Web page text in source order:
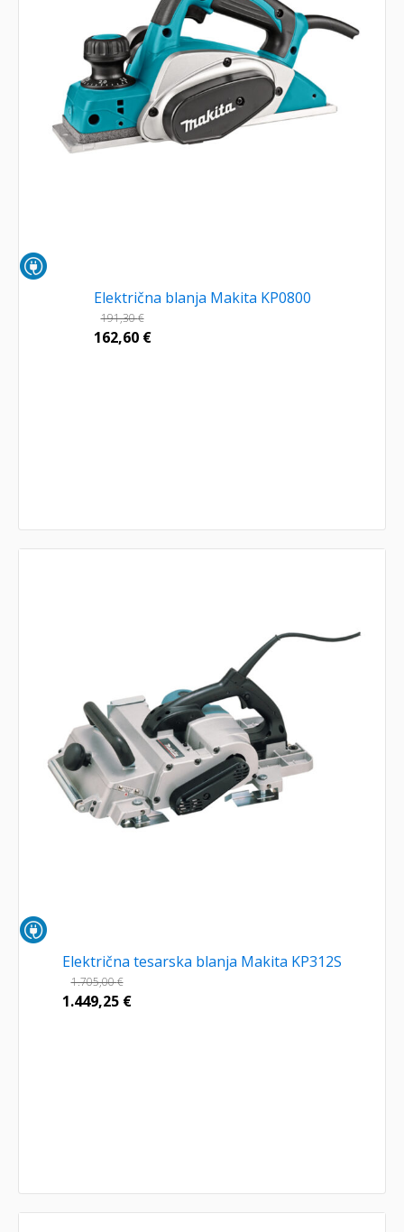
Električna blanja Makita KP0800
191,30€
162,60 €
Električna tesarska blanja Makita KP312S
1.705,00€
1.449,25 €